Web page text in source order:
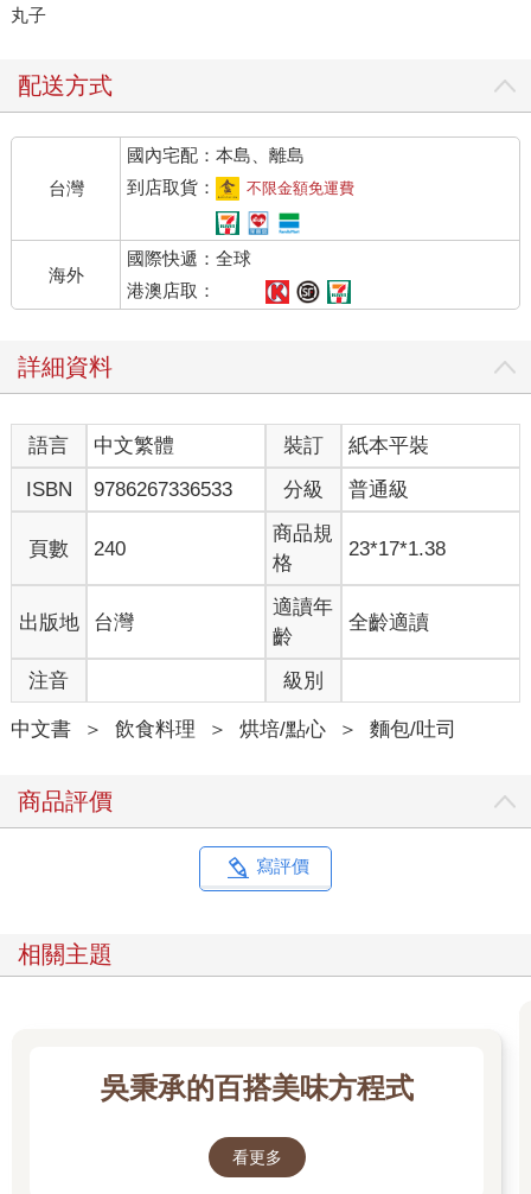
丸子
配送方式
台灣
國內宅配：本島、離島
到店取貨：
不限金額免運費
海外
國際快遞：全球
港澳店取：
詳細資料
語言 中文繁體 裝訂
紙本平裝
ISBN
9786267336533 分級 普通級
頁數 240
商品規
格
23*17*1.38
出版地 台灣
適讀年
齡
全齡適讀
注音 級別
中文書 ＞ 飲食料理 ＞ 烘培/點心 ＞ 麵包/吐司
商品評價
寫評價
相關主題
吳秉承的百搭美味方程式
看更多